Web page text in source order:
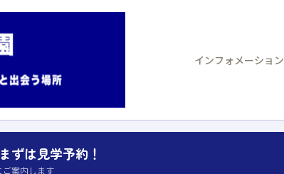
インフォメーション
ずは見学予約！
案内します